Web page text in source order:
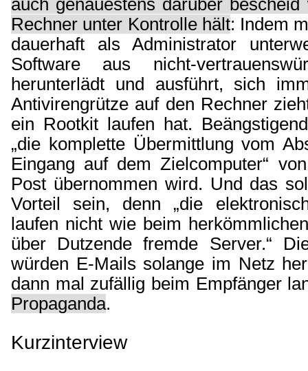
auch genauestens darüber
Rechner unter Kontrolle hält: Indem
dauerhaft als Administrator
Software aus nicht-
herunterlädt und ausführt, sich
Antivirengrütze auf den Rechner
ein Rootkit laufen hat.
„die komplette Übermittlung vom
Eingang auf dem Zielcomputer“
Post übernommen wird. Und das
Vorteil sein, denn „die
laufen nicht wie beim
über Dutzende fremde Server.“
würden E-Mails solange im Netz
dann mal zufällig beim Empfänger
Propaganda.
Kurzinterview